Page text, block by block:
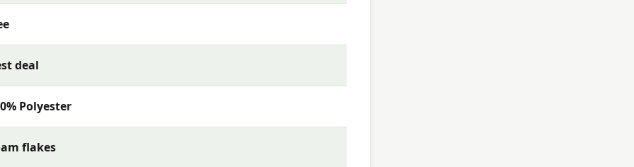
deal
Polyester
flakes